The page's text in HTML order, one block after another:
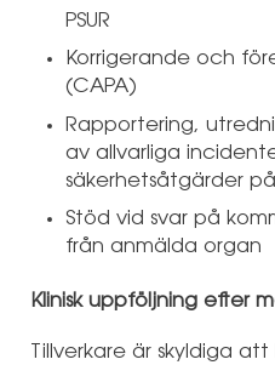
PSUR
Korrigerande och
(CAPA)
Rapportering,
av allvarliga
säkerhetsåtgärder
Stöd vid svar på
från anmälda organ
Klinisk uppföljning efter
Tillverkare är skyldiga